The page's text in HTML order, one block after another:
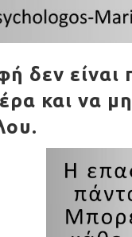
δεν είναι
και να